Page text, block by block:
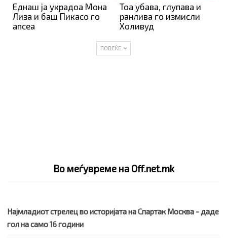
Еднаш ја украдоа Мона
Лиза и баш Пикасо го
апсеа
Тоа убава, глупава и
ранлива го измисли
Холивуд
ПОВЕЌЕ
Во меѓувреме на Off.net.mk
Најмладиот стрелец во историјата на Спартак Москва - даде
гол на само 16 години